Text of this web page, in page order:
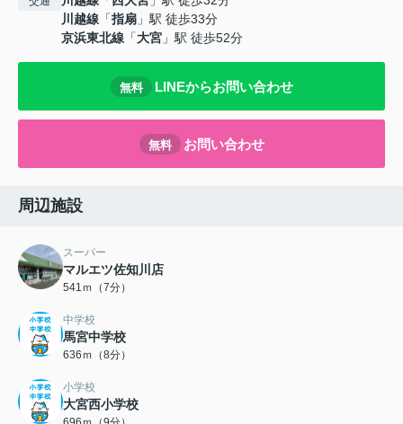
川越線 「指扇 」駅 徒歩33分
京浜東北線 「大宮 」駅 徒歩52分
無料 LINEからお問い合わせ
無料 お問い合わせ
周辺施設
スーパー
マルエツ佐知川店
541ｍ（7分）
中学校
馬宮中学校
636ｍ（8分）
小学校
大宮西小学校